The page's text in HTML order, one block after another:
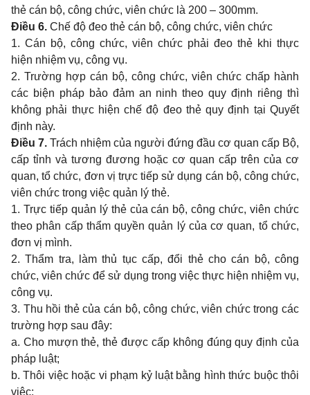
thẻ cán bộ, công chức, viên chức là 200 – 300mm.
Điều 6. Chế độ đeo thẻ cán bộ, công chức, viên chức
1. Cán bộ, công chức, viên chức phải đeo thẻ khi thực
hiện nhiệm vụ, công vụ.
2. Trường hợp cán bộ, công chức, viên chức chấp hành
các biện pháp bảo đảm an ninh theo quy định riêng thì
không phải thực hiện chế độ đeo thẻ quy định tại Quyết
định này.
Điều 7. Trách nhiệm của người đứng đầu cơ quan cấp Bộ,
cấp tỉnh và tương đương hoặc cơ quan cấp trên của cơ
quan, tổ chức, đơn vị trực tiếp sử dụng cán bộ, công chức,
viên chức trong việc quản lý thẻ.
1. Trực tiếp quản lý thẻ của cán bộ, công chức, viên chức
theo phân cấp thẩm quyền quản lý của cơ quan, tổ chức,
đơn vị mình.
2. Thẩm tra, làm thủ tục cấp, đổi thẻ cho cán bộ, công
chức, viên chức để sử dụng trong việc thực hiện nhiệm vụ,
công vụ.
3. Thu hồi thẻ của cán bộ, công chức, viên chức trong các
trường hợp sau đây:
a. Cho mượn thẻ, thẻ được cấp không đúng quy định của
pháp luật;
b. Thôi việc hoặc vi phạm kỷ luật bằng hình thức buộc thôi
việc;